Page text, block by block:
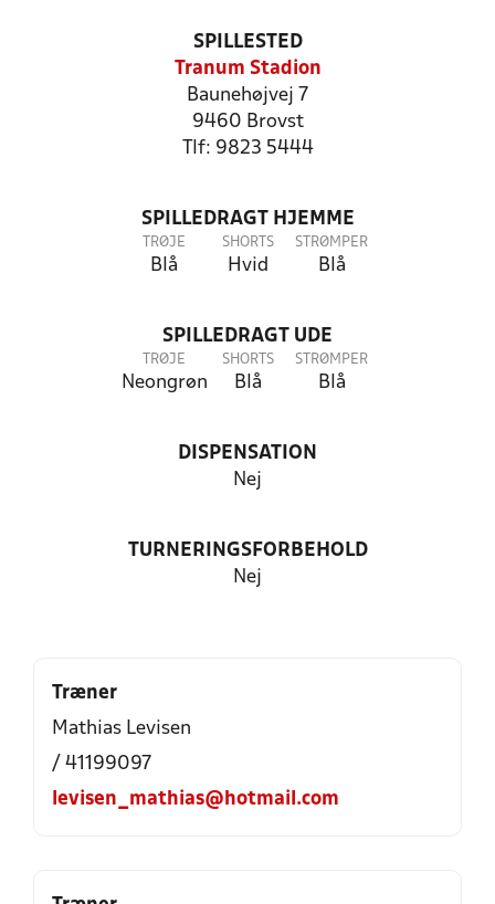
SPILLESTED
Tranum Stadion
Baunehøjvej 7
9460 Brovst
Tlf: 9823 5444
SPILLEDRAGT HJEMME
TRØJE
Blå
SHORTS
Hvid
STRØMPER
Blå
SPILLEDRAGT UDE
TRØJE
Neongrøn
SHORTS
Blå
STRØMPER
Blå
DISPENSATION
Nej
TURNERINGSFORBEHOLD
Nej
Træner
Mathias Levisen
/ 41199097
levisen_mathias@hotmail.com